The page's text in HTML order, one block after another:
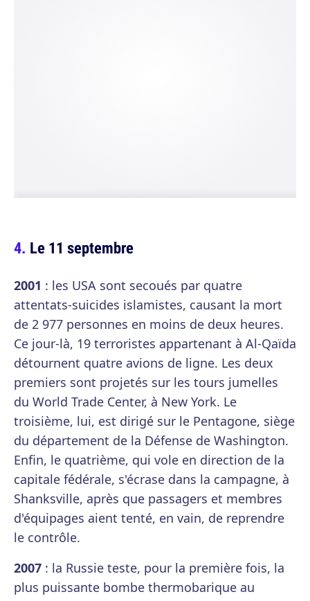
Le 11 septembre
2001 : les USA sont secoués par quatre
attentats-suicides islamistes, causant la mort
de 2 977 personnes en moins de deux heures.
Ce jour-là, 19 terroristes appartenant à Al-Qaïda
détournent quatre avions de ligne. Les deux
premiers sont projetés sur les tours jumelles
du World Trade Center, à New York. Le
troisième, lui, est dirigé sur le Pentagone, siège
du département de la Défense de Washington.
Enfin, le quatrième, qui vole en direction de la
capitale fédérale, s'écrase dans la campagne, à
Shanksville, après que passagers et membres
d'équipages aient tenté, en vain, de reprendre
le contrôle.
2007 : la Russie teste, pour la première fois, la
plus puissante bombe thermobarique au